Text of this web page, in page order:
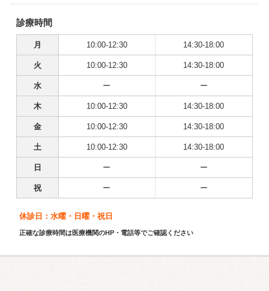
診療時間
月 10:00-12:30 14:30-18:00
火 10:00-12:30 14:30-18:00
水 ー ー
木 10:00-12:30 14:30-18:00
金 10:00-12:30 14:30-18:00
土 10:00-12:30 14:30-18:00
日 ー ー
祝 ー ー
休診日：水曜・日曜・祝日
正確な診療時間は医療機関のHP・電話等でご確認ください